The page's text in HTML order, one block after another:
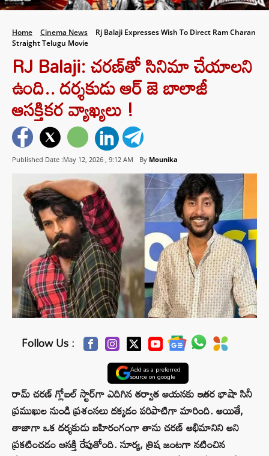
Home Cinema News
Rj Balaji Expresses Wish To Direct Ram Charan
Straight Telugu Movie
RJ Balaji: చరణ్‌తో సినిమా చేయాలని
ఉంది.. దర్శకుడు ఆర్ జె బాలాజీ
ఆసక్తికర వ్యాఖ్యలు !
Published Date :May 12, 2026 , 9:12 AM By Mounika
Follow Us :
Add as a preferred
source on google
రామ్ చరణ్ గ్లోబల్ స్టార్‌గా ఎదిగిన తర్వాత ఆయనకు ఇతర భాషా సినీ
ప్రముఖుల నుండి ప్రశంసలు దక్కడం పరిపాటిగా మారింది. అయితే,
తాజాగా ఒక దర్శకుడు బహిరంగంగా తాను చరణ్ అభిమానిని అని
ప్రకటించడం ఆసక్తి రేపుతోంది. సూర్య, త్రిష జంటగా నటించిన